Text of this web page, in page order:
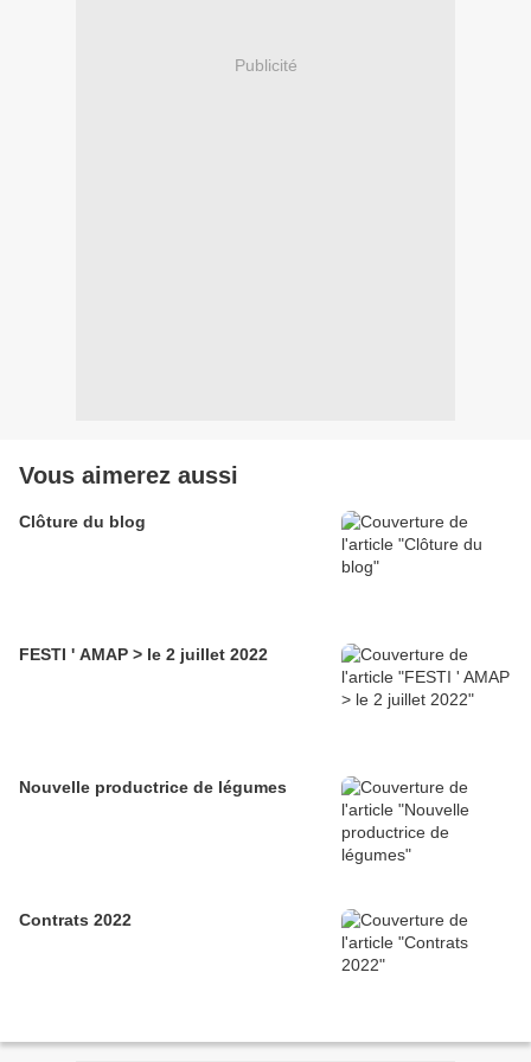
Publicité
Vous aimerez aussi
Clôture du blog
FESTI ' AMAP > le 2 juillet 2022
Nouvelle productrice de légumes
Contrats 2022